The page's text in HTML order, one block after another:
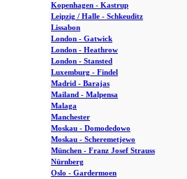
Kopenhagen - Kastrup
Leipzig / Halle - Schkeuditz
Lissabon
London - Gatwick
London - Heathrow
London - Stansted
Luxemburg - Findel
Madrid - Barajas
Mailand - Malpensa
Malaga
Manchester
Moskau - Domodedowo
Moskau - Scheremetjewo
München - Franz Josef Strauss
Nürnberg
Oslo - Gardermoen